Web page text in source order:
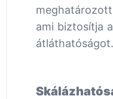
ami biztosítja
átláthatóságot.